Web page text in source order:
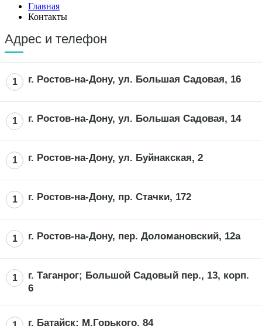
Главная
Контакты
Адрес и телефон
1 г. Ростов-на-Дону, ул. Большая Садовая, 16
1 г. Ростов-на-Дону, ул. Большая Садовая, 14
1 г. Ростов-на-Дону, ул. Буйнакская, 2
1 г. Ростов-на-Дону, пр. Стачки, 172
1 г. Ростов-на-Дону, пер. Доломановский, 12а
1
г. Таганрог; Большой Садовый пер., 13, корп.
6
г. Батайск; М.Горького, 84